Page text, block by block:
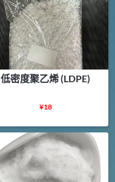
低密度聚乙烯 (LDPE)
¥18